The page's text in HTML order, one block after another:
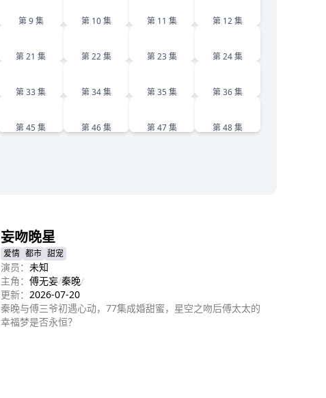
第 9 集 第 10 集 第 11 集 第 12 集
第 21 集 第 22 集 第 23 集 第 24 集
第 33 集 第 34 集 第 35 集 第 36 集
第 45 集 第 46 集 第 47 集 第 48 集
妄吻晚星
爱情 都市 甜宠
演员： 未知
主角： 傅无妄/秦晚/
更新： 2026-07-20
秦晚与傅三爷初遇心动，77集成婚甜蜜，星空之吻后傅太太的
幸福梦是否永恒？